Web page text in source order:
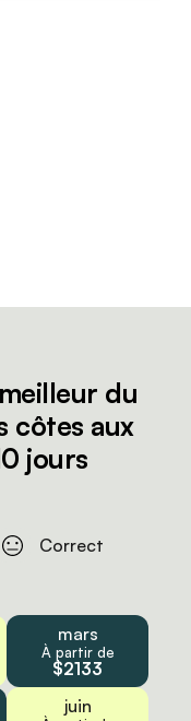
du
côtes aux
jours
Correct
mars
À partir de
$2133
juin